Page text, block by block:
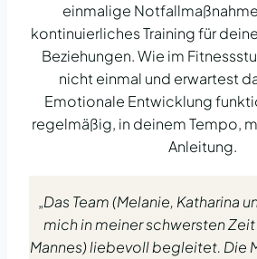
einmalige
kontinuierliches Training für
Beziehungen. Wie im
nicht einmal und erwartest
Emotionale Entwicklung
regelmäßig, in deinem Tempo,
Anleitung.
„Das Team (Melanie, Katharina
mich in meiner schwersten
Mannes) liebevoll begleitet. Die